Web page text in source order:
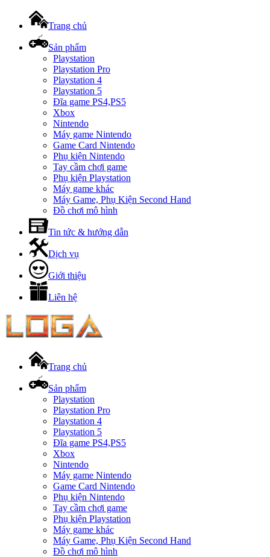
Trang chủ
Sản phẩm
Playstation
Playstation Pro
Playstation 4
Playstation 5
Đĩa game PS4,PS5
Xbox
Nintendo
Máy game Nintendo
Game Card Nintendo
Phụ kiện Nintendo
Tay cầm chơi game
Phụ kiện Playstation
Máy game khác
Máy Game, Phụ Kiện Second Hand
Đồ chơi mô hình
Tin tức & hướng dẫn
Dịch vụ
Giới thiệu
Liên hệ
Trang chủ
Sản phẩm
Playstation
Playstation Pro
Playstation 4
Playstation 5
Đĩa game PS4,PS5
Xbox
Nintendo
Máy game Nintendo
Game Card Nintendo
Phụ kiện Nintendo
Tay cầm chơi game
Phụ kiện Playstation
Máy game khác
Máy Game, Phụ Kiện Second Hand
Đồ chơi mô hình